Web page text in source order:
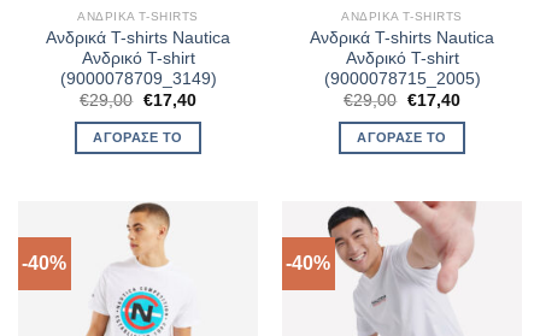
ΑΝΔΡΙΚΆ T-SHIRTS
Ανδρικά T-shirts Nautica
Ανδρικό T-shirt
(9000078709_3149)
€29,00 Original
was:
€29,00.
€17,40Η
ΑΓΌΡΑΣΈ ΤΟ
ΑΝΔΡΙΚΆ T-SHIRTS
Ανδρικά T-shirts Nautica
Ανδρικό T-shirt
(9000078715_2005)
€29,00 Original
was:
€29,00.
€17,40Η
ΑΓΌΡΑΣΈ ΤΟ
-40% -40%